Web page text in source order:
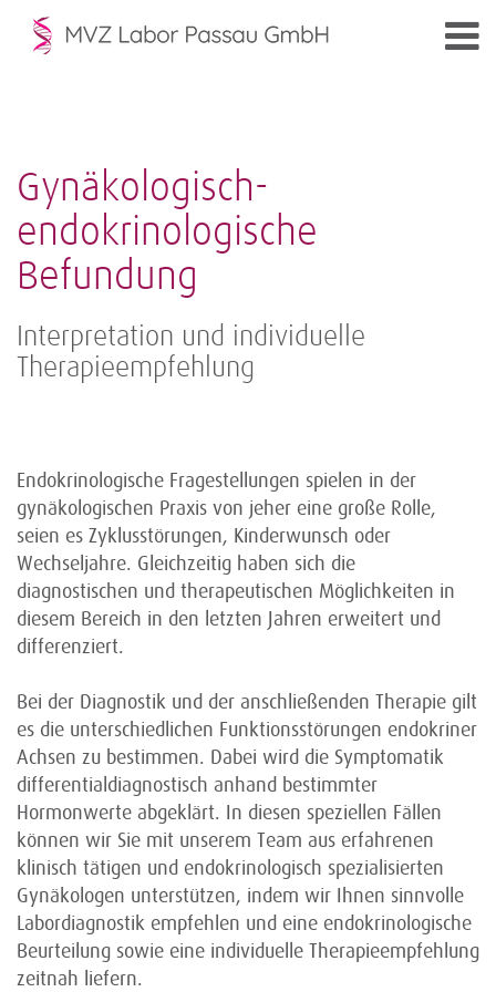
Gynäkologisch-
endokrinologische
Befundung
Interpretation und individuelle
Therapieempfehlung
Endokrinologische Fragestellungen spielen in der
gynäkologischen Praxis von jeher eine große Rolle,
seien es Zyklusstörungen, Kinderwunsch oder
Wechseljahre. Gleichzeitig haben sich die
diagnostischen und therapeutischen Möglichkeiten in
diesem Bereich in den letzten Jahren erweitert und
differenziert.
Bei der Diagnostik und der anschließenden Therapie gilt
es die unterschiedlichen Funktionsstörungen endokriner
Achsen zu bestimmen. Dabei wird die Symptomatik
differentialdiagnostisch anhand bestimmter
Hormonwerte abgeklärt. In diesen speziellen Fällen
können wir Sie mit unserem Team aus erfahrenen
klinisch tätigen und endokrinologisch spezialisierten
Gynäkologen unterstützen, indem wir Ihnen sinnvolle
Labordiagnostik empfehlen und eine endokrinologische
Beurteilung sowie eine individuelle Therapie­­empfehlung
zeitnah liefern.